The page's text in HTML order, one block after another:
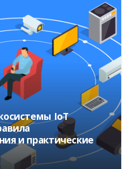
IoT
и практические